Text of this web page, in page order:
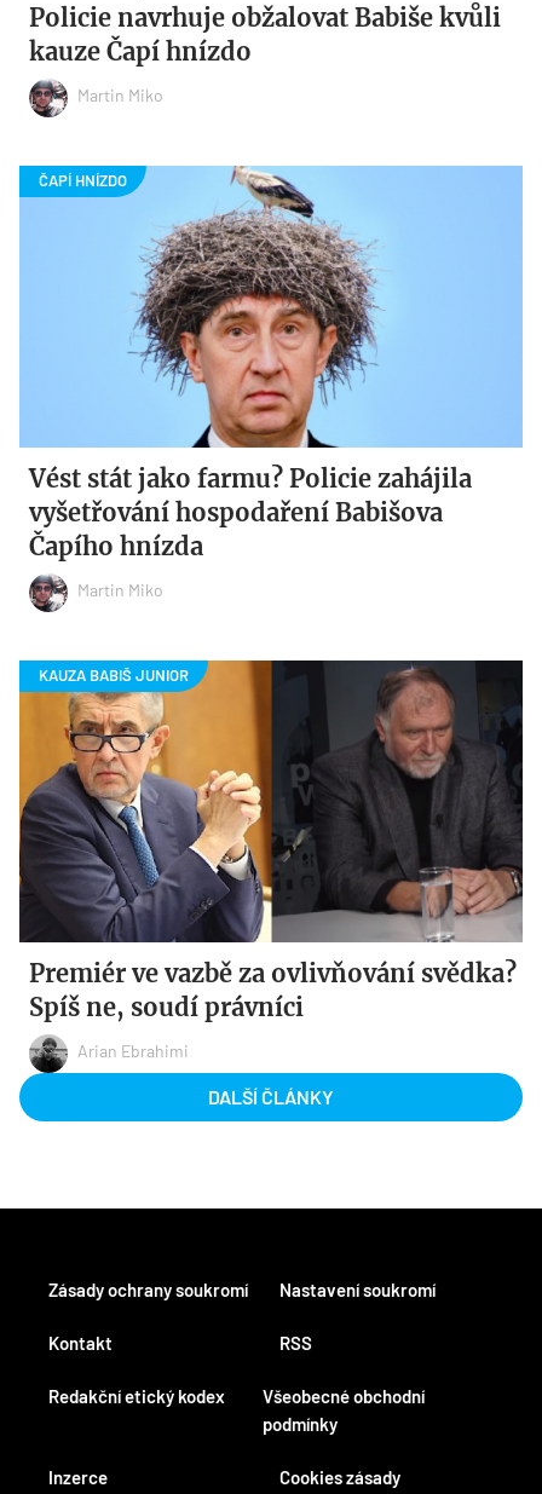
Policie navrhuje obžalovat Babiše kvůli
kauze Čapí hnízdo
Martin Miko
Vést stát jako farmu? Policie zahájila
vyšetřování hospodaření Babišova
Čapího hnízda
Martin Miko
Premiér ve vazbě za ovlivňování svědka?
Spíš ne, soudí právníci
Arian Ebrahimi
DALŠÍ ČLÁNKY
Kontakt
Redakční etický kodex
Inzerce
RSS
Všeobecné obchodní
podmínky
Cookies zásady
Zásady ochrany soukromí Nastavení soukromí